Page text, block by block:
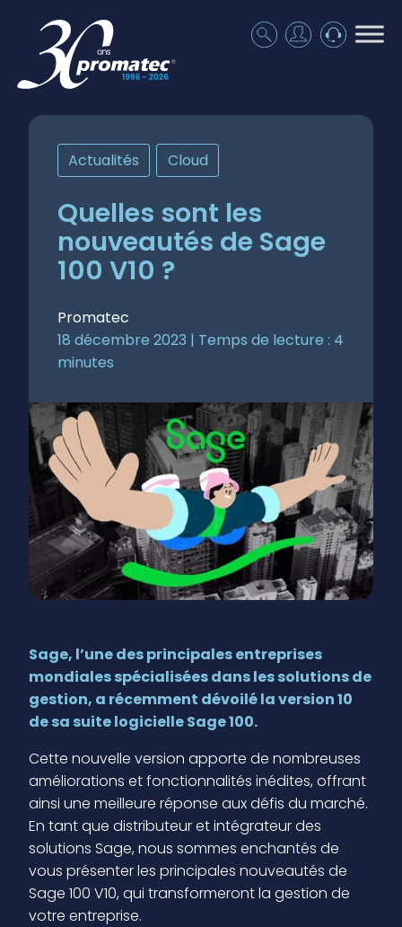
Actualités Cloud
Quelles sont les
nouveautés de Sage
100 V10 ?
Promatec
18 décembre 2023 | Temps de lecture : 4
minutes
Sage, l’une des principales entreprises
mondiales spécialisées dans les solutions de
gestion, a récemment dévoilé la version 10
de sa suite logicielle Sage 100.
Cette nouvelle version apporte de nombreuses
améliorations et fonctionnalités inédites, offrant
ainsi une meilleure réponse aux défis du marché.
En tant que distributeur et intégrateur des
solutions Sage, nous sommes enchantés de
vous présenter les principales nouveautés de
Sage 100 V10, qui transformeront la gestion de
votre entreprise.